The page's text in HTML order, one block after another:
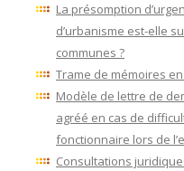
La présomption
d’urbanisme est-elle
communes ?
Trame de mémoires
Modèle de lettre de
agréé en cas de
fonctionnaire lors de
Consultations